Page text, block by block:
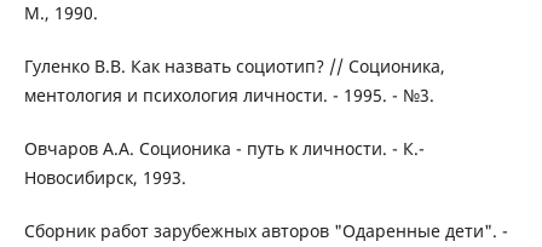
М., 1990.
Гуленко В.В. Как назвать социотип? // Соционика,
ментология и психология личности. - 1995. - №3.
Овчаров А.А. Соционика - путь к личности. - К.-
Новосибирск, 1993.
Сборник работ зарубежных авторов "Одаренные дети". -